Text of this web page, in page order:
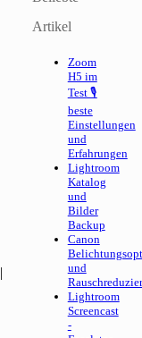
|
Artikel
Zoom
H5 im
Test 🎙
beste
Einstellungen
und
Erfahrungen
Lightroom
Katalog
und
Bilder
Backup
Canon
und
Lightroom
Screencast
-